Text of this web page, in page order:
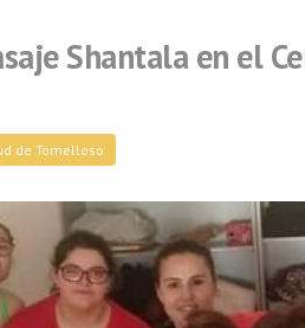
Shantala en el
de Tomelloso